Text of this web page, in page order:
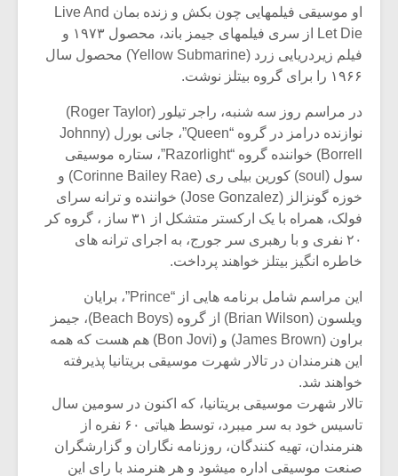
او موسیقی فیلمهایی چون بکش و زنده بمان Live And
Let Die از سری فیلمهای جیمز باند، محصول ۱۹۷۳ و
فیلم زیردریایی زرد (Yellow Submarine) محصول سال
۱۹۶۶ را برای گروه بیتلز نوشت.
در مراسم روز سه شنبه، راجر تیلور (Roger Taylor)
نوازنده درامز در گروه “Queen”، جانی بورل (Johnny
Borrell) خواننده گروه “Razorlight”، ستاره موسیقی
سول (soul) کورین بیلی ری (Corinne Bailey Rae) و
خوزه گونزالز (Jose Gonzalez) خواننده و ترانه سرای
فولک، همراه با یک ارکستر متشکل از ۳۱ ساز ، گروه کر
۲۰ نفری و با رهبری سر جورج، به اجرای ترانه های
خاطره انگیز بیتلز خواهند پرداخت.
این مراسم شامل برنامه هایی از “Prince”، برایان
ویلسون (Brian Wilson) از گروه (Beach Boys)، جیمز
براون (James Brown) و (Bon Jovi) هم هست که همه
این هنرمندان در تالار شهرت موسیقی بریتانیا پذیرفته
خواهند شد.
تالار شهرت موسیقی بریتانیا، که اکنون در سومین سال
تاسیس خود به سر میبرد، توسط هیاتی ۶۰ نفره از
هنرمندان، تهیه کنندگان، روزنامه نگاران و گزارشگران
صنعت موسیقی اداره میشود و هر هنرمند با رای این
یادداشتی بر موسیقی
متن فیلم «متری
شیش و نیم»
اگر نمی توانی
مشهورترین باشی،
بدنام ترین باش
موسیقی
موسیقی